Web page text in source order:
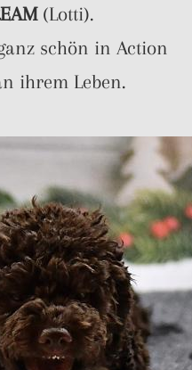
(Lotti).
schön in Action
ihrem Leben.